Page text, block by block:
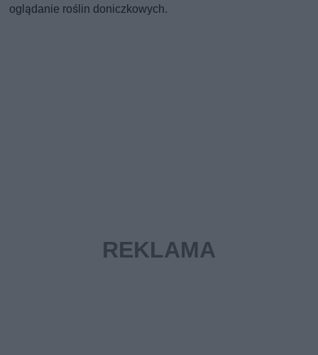
oglądanie roślin doniczkowych.